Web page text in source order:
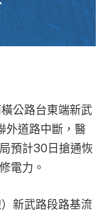
公路台東端新武
外道路中斷，醫
預計30日搶通恢
電力。
新武路段路基流